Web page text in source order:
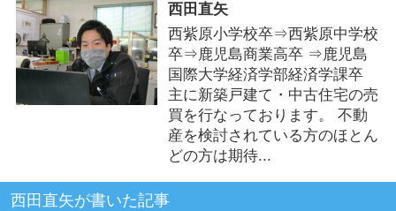
西田直矢
西紫原小学校卒⇒西紫原中学校
卒⇒鹿児島商業高卒 ⇒鹿児島
国際大学経済学部経済学課卒
主に新築戸建て・中古住宅の売
買を行なっております。 不動
産を検討されている方のほとん
どの方は期待...
西田直矢が書いた記事